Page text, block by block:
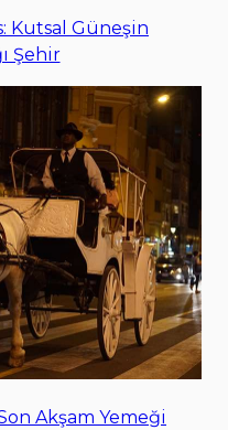
Kutsal Güneşin
Şehir
Akşam Yemeği